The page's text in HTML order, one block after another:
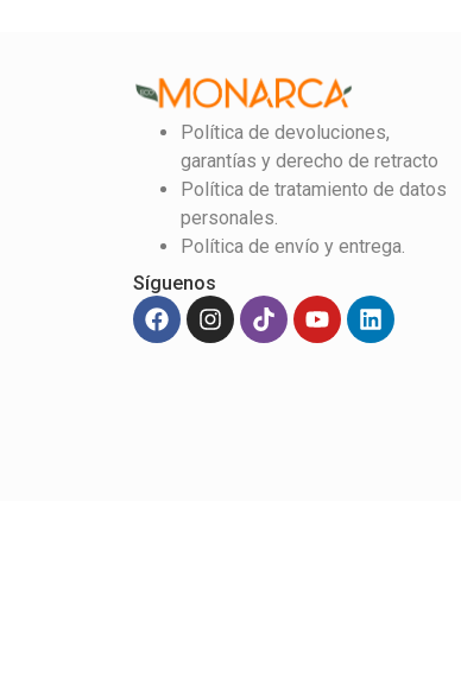
Política de devoluciones,
garantías y derecho de retracto
Política de tratamiento de datos
personales.
Política de envío y entrega.
Síguenos